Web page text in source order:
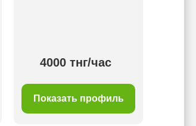
4000 тнг/час
Показать профиль